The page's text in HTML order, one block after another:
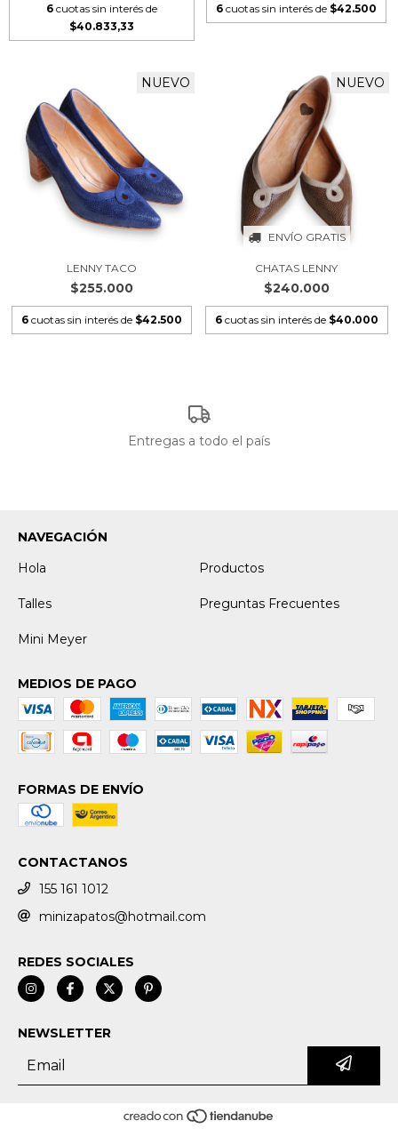
6 cuotas sin interés de
$40.833,33
6 cuotas sin interés de $42.500
NUEVO
LENNY TACO
$255.000
6 cuotas sin interés de $42.500
ENVÍO GRATIS
NUEVO
CHATAS LENNY
$240.000
6 cuotas sin interés de $40.000
Entregas a todo el país
NAVEGACIÓN
Hola
Productos
Talles Preguntas Frecuentes
Mini Meyer
MEDIOS DE PAGO
FORMAS DE ENVÍO
CONTACTANOS
155 161 1012
minizapatos@hotmail.com
REDES SOCIALES
NEWSLETTER